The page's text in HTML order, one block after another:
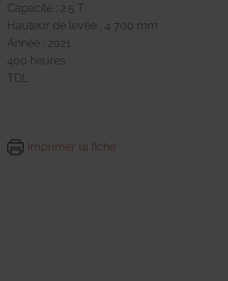
Capacité : 2.5 T
Hauteur de levée : 4 700 mm
Année : 2021
400 heures
TDL
Imprimer la fiche